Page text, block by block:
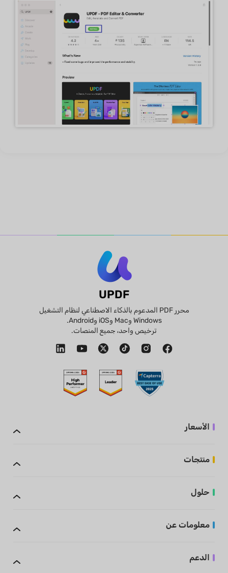
UPDF
محرر PDF المدعوم بالذكاء الاصطناعي لنظام التشغيل
Windows وMac وiOS وAndroid.
ترخيص واحد، جميع المنصات.
الأسعار
منتجات
حلول
معلومات عن
الدعم